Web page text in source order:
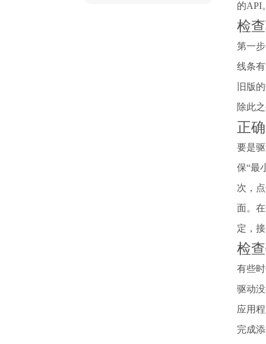
的API
检
第一
线条
旧版
除此
正
要是
保“最
次，
面。
定，
检
有些
驱动
应用
完成